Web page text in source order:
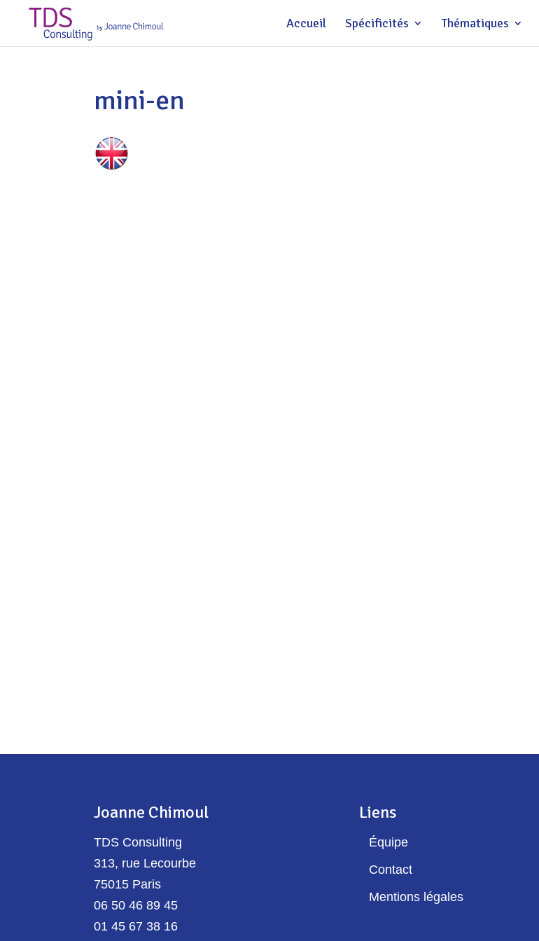
Accueil Spécificités Thématiques
mini-en
Joanne Chimoul
TDS Consulting
313, rue Lecourbe
75015 Paris
06 50 46 89 45
01 45 67 38 16
Liens
Équipe
Contact
Mentions légales